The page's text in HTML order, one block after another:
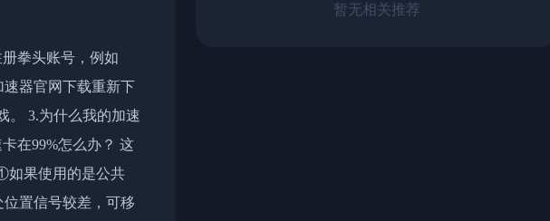
拳头账号，例如
器官网下载重新下
。 3.为什么我的加速
在99%怎么办？ 这
如果使用的是公共
置信号较差，可移
暂无相关推荐